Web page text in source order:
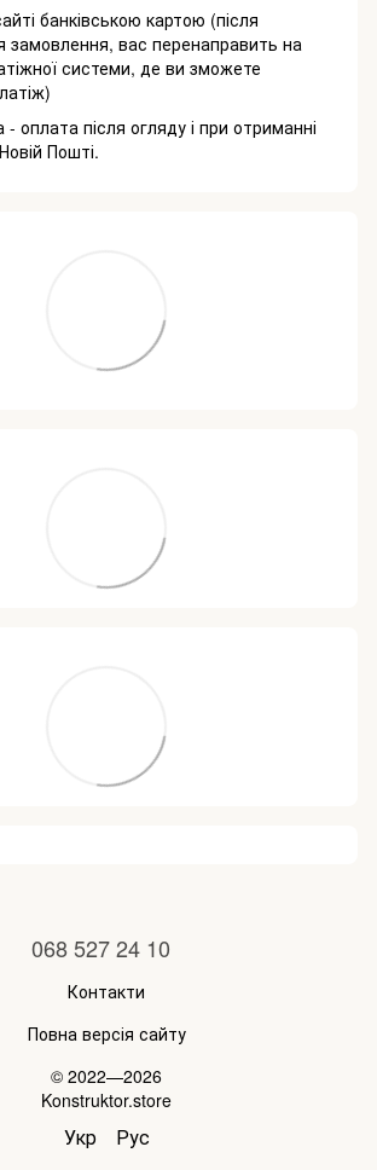
банківською картою (після
замовлення, вас перенаправить на
системи, де ви зможете
- оплата після огляду і при отриманні
Пошті.
068 527 24 10
Контакти
Повна версія сайту
© 2022—2026
Konstruktor.store
Укр Рус